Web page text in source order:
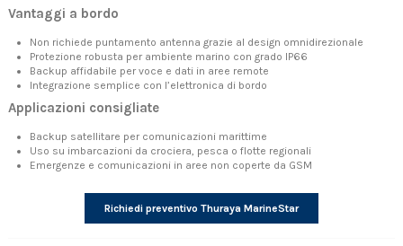
Vantaggi a bordo
Non richiede puntamento antenna grazie al design omnidirezionale
Protezione robusta per ambiente marino con grado IP66
Backup affidabile per voce e dati in aree remote
Integrazione semplice con l’elettronica di bordo
Applicazioni consigliate
Backup satellitare per comunicazioni marittime
Uso su imbarcazioni da crociera, pesca o flotte regionali
Emergenze e comunicazioni in aree non coperte da GSM
Richiedi preventivo Thuraya MarineStar